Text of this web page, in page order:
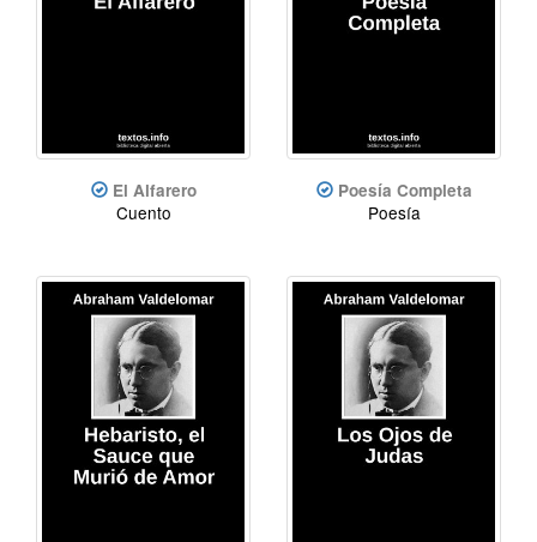
El Alfarero
Cuento
Poesía Completa
Poesía